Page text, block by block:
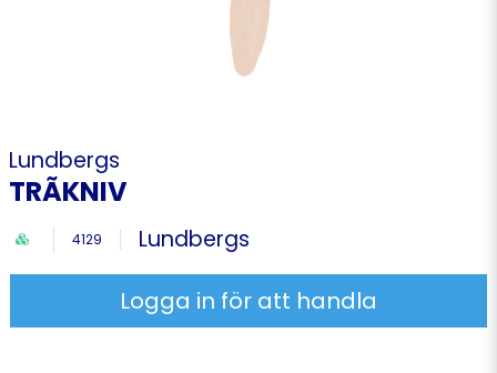
Lundbergs
TRÃKNIV
4129 Lundbergs
Logga in för att handla